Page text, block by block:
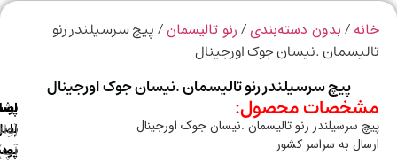
/بدون دسته‌بندی/رنو تالیسمان/ پیچ سرسیلندر رنو
.نیسان جوک اورجینال
پیچ سرسیلندر رنو تالیسمان .نیسان جوک اورجینال
محصول:
سرسیلندر رنو تالیسمان .نیسان جوک اورجینال
به سراسر کشور
اصالت
پشتیبانی
(واتس